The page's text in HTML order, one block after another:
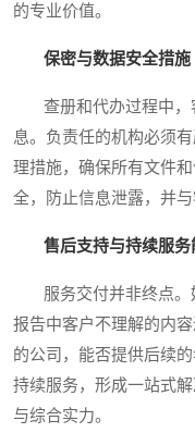
的专业价值。
保密与数据安全措施
查册和代办过程中，
息。负责任的机构必须
理措施，确保所有文件
全，防止信息泄露，并与
售后支持与持续服务
服务交付并非终点。
报告中客户不理解的内
的公司，能否提供后续
持续服务，形成一站式
与综合实力。